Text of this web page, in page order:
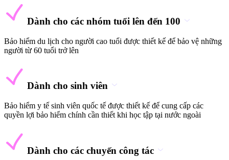
Dành cho các nhóm tuổi lên đến 100
Bảo hiểm du lịch cho người cao tuổi được thiết kế để bảo vệ những
người từ 60 tuổi trở lên
Dành cho sinh viên
Bảo hiểm y tế sinh viên quốc tế được thiết kế để cung cấp các
quyền lợi bảo hiểm chính cần thiết khi học tập tại nước ngoài
Dành cho các chuyến công tác